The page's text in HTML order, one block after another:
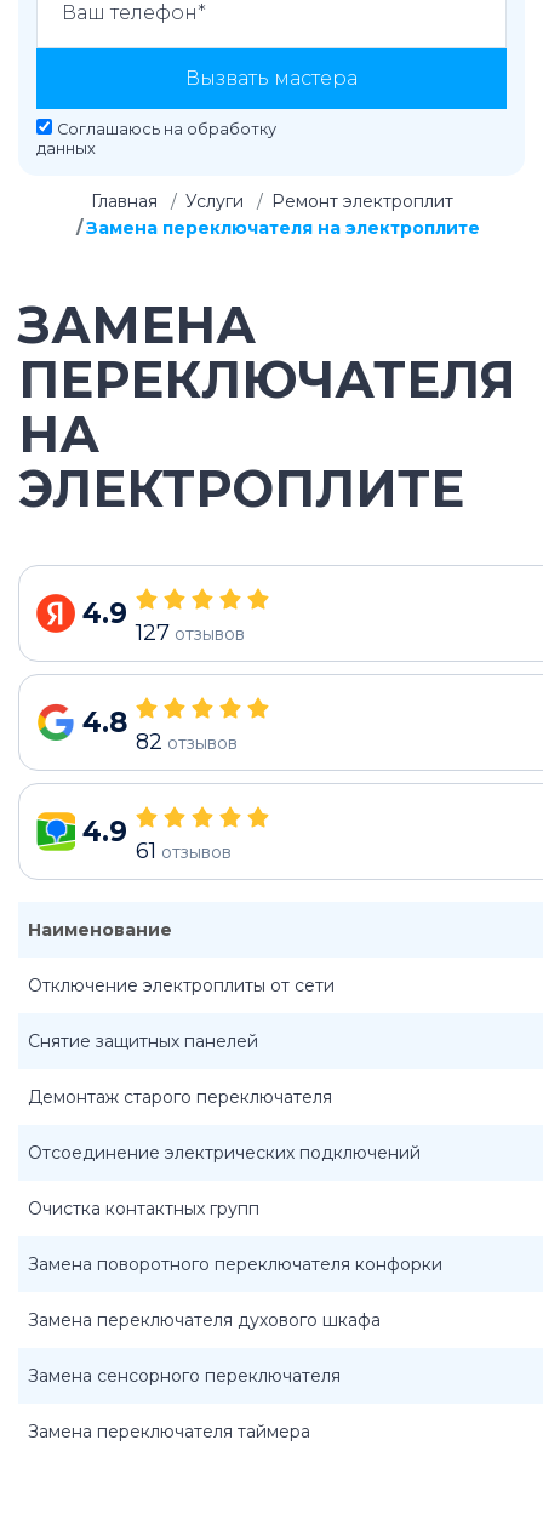
Вызвать мастера
Соглашаюсь на обработку
данных
Главная Услуги
Ремонт электроплит
Замена переключателя на электроплите
ЗАМЕНА
ПЕРЕКЛЮЧАТЕЛЯ
НА
ЭЛЕКТРОПЛИТЕ
4.9
127 отзывов
4.8
82 отзывов
4.9
61 отзывов
Наименование
Отключение электроплиты от сети
Снятие защитных панелей
Демонтаж старого переключателя
Отсоединение электрических подключений
Очистка контактных групп
Замена поворотного переключателя конфорки
Замена переключателя духового шкафа
Замена сенсорного переключателя
Замена переключателя таймера